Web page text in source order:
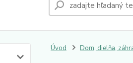
Úvod Dom, dielňa,